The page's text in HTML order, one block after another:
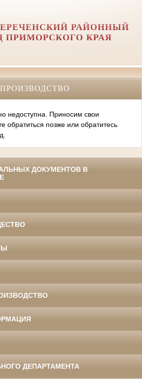
РАЙОННЫЙ
ПРИМОРСКОГО КРАЯ
недоступна. Приносим свои
обратиться позже или обратитесь
ДОКУМЕНТОВ В
ДЕПАРТАМЕНТА